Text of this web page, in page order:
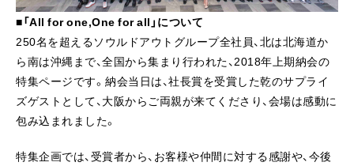
■「All for one,One for all」について
250名を超えるソウルドアウトグループ全社員、北は北海道か
ら南は沖縄まで、全国から集まり行われた、2018年上期納会の
特集ページです。納会当日は、社長賞を受賞した乾のサプライ
ズゲストとして、大阪からご両親が来てくださり、会場は感動に
包み込まれました。
特集企画では、受賞者から、お客様や仲間に対する感謝や、今後